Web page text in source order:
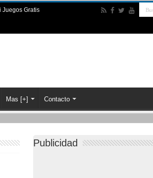
Juegos Gratis
Mas [+] Contacto
Publicidad